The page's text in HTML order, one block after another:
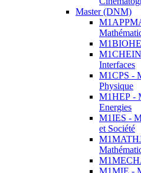
Master (DNM)
Interfaces
M1CPS -
Physique
M1HEP -
Energies
M1IES -
et Société
M1MIE -